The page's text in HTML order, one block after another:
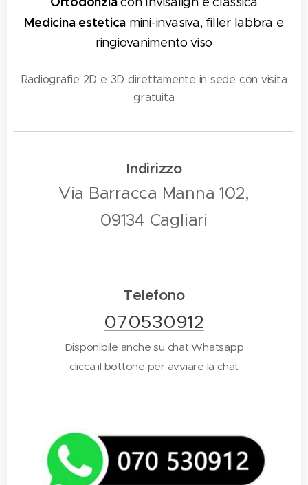
Medicina estetica mini-invasiva, filler labbra e
ringiovanimento viso
Radiografie 2D e 3D direttamente in sede con visita
gratuita
Indirizzo
Via Barracca Manna 102,
09134 Cagliari
Telefono
070530912
Disponibile anche su chat Whatsapp
clicca il bottone per avviare la chat